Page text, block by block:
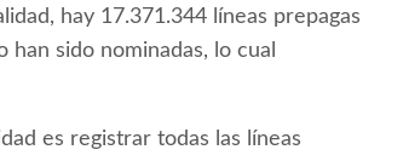
hay 17.371.344 líneas prepagas
han sido nominadas, lo cual
es registrar todas las líneas